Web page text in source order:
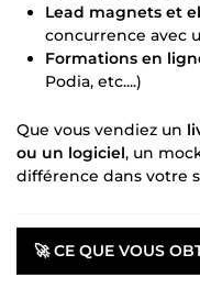
Lead magnets et
concurrence avec
Formations en
Podia, etc....)
Que vous vendiez un
ou un logiciel, un
différence dans votre
🚀CE QUE VOUS